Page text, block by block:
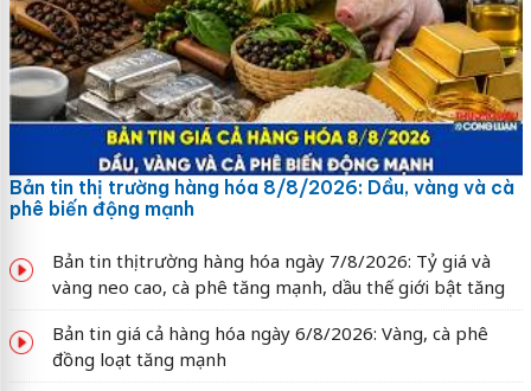
Bản tin thị trường hàng hóa 8/8/2026: Dầu, vàng và cà
phê biến động mạnh
Bản tin thị trường hàng hóa ngày 7/8/2026: Tỷ giá và
vàng neo cao, cà phê tăng mạnh, dầu thế giới bật tăng
Bản tin giá cả hàng hóa ngày 6/8/2026: Vàng, cà phê
đồng loạt tăng mạnh